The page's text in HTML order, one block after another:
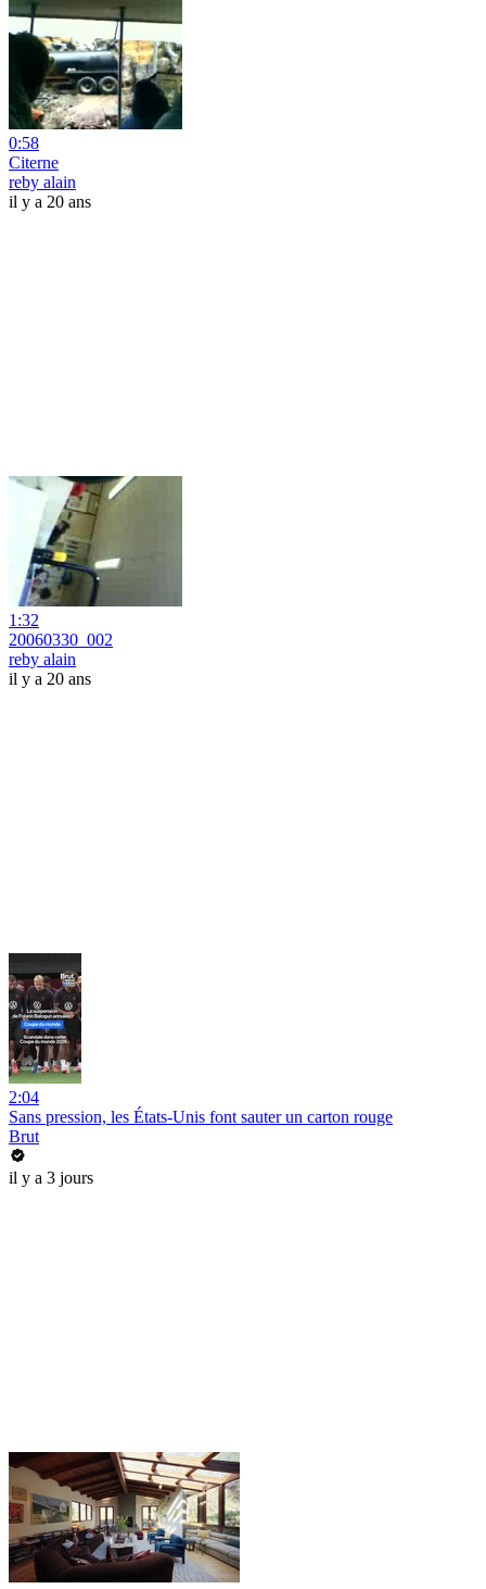
0:58
Citerne
reby alain
il y a 20 ans
1:32
20060330_002
reby alain
il y a 20 ans
2:04
Sans pression, les États-Unis font sauter un carton rouge
Brut
il y a 3 jours